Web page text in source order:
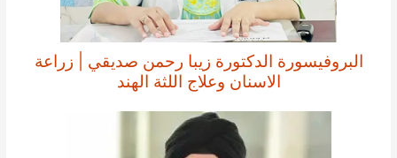
البروفيسورة الدكتورة زيبا رحمن صديقي | زراعة
الاسنان وعلاج اللثة الهند